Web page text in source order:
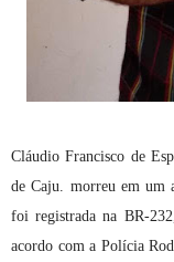
Cláudio Francisco de
de Caju. morreu em um
foi registrada na BR-
acordo com a Polícia